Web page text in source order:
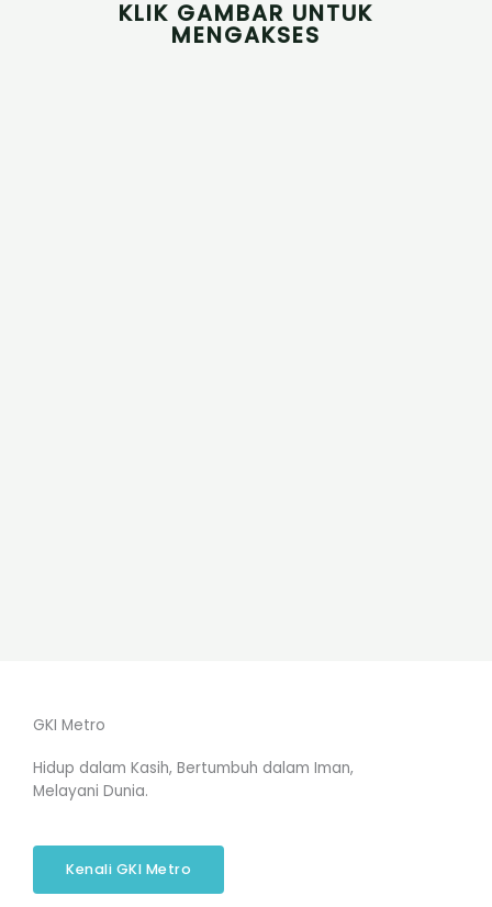
KLIK GAMBAR UNTUK
MENGAKSES
GKI Metro
Hidup dalam Kasih, Bertumbuh dalam Iman,
Melayani Dunia.
Kenali GKI Metro